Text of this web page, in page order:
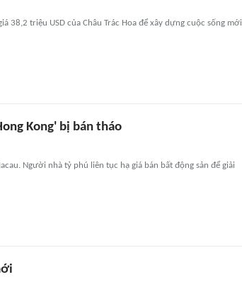
38,2 triệu USD của Châu Trác Hoa để xây dựng cuộc sống mới
Kong' bị bán tháo
Người nhà tỷ phú liên tục hạ giá bán bất động sản để giải